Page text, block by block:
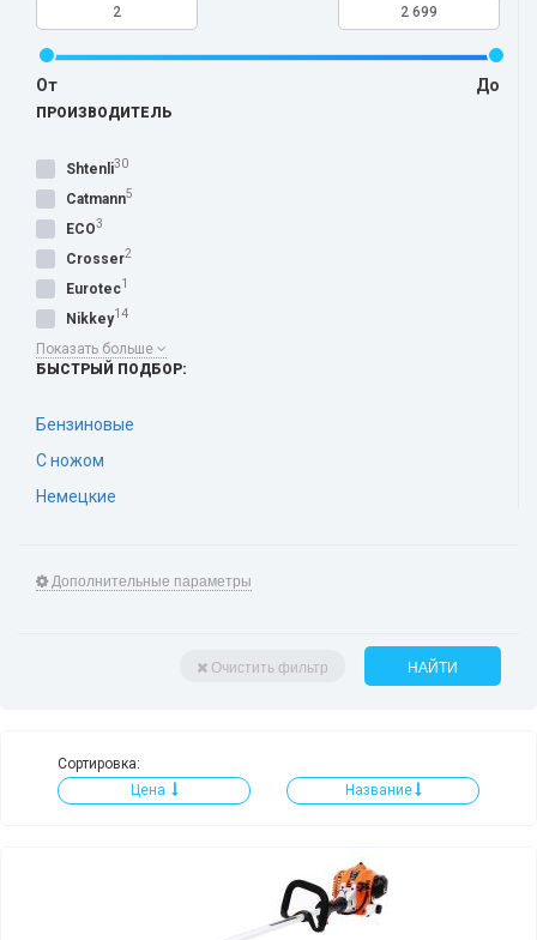
От До
ПРОИЗВОДИТЕЛЬ
Shtenli30
Catmann5
ECO3
Crosser2
Eurotec1
Nikkey14
Показать больше
БЫСТРЫЙ ПОДБОР:
Бензиновые
С ножом
Немецкие
Дополнительные параметры
Очистить фильтр НАЙТИ
Сортировка:
Цена
Название